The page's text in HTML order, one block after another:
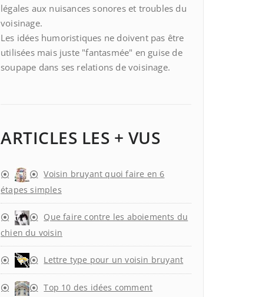
légales aux nuisances sonores et troubles du
voisinage.
Les idées humoristiques ne doivent pas être
utilisées mais juste "fantasmée" en guise de
soupape dans ses relations de voisinage.
ARTICLES LES + VUS
Voisin bruyant quoi faire en 6
étapes simples
Que faire contre les aboiements du
chien du voisin
Lettre type pour un voisin bruyant
Top 10 des idées comment